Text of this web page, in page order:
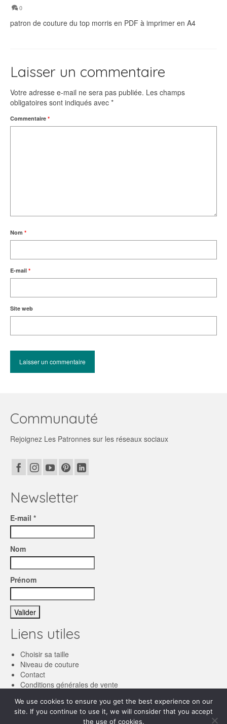
0
patron de couture du top morris en PDF à imprimer en A4
Laisser un commentaire
Votre adresse e-mail ne sera pas publiée. Les champs
obligatoires sont indiqués avec *
Commentaire *
Nom *
E-mail *
Site web
Communauté
Rejoignez Les Patronnes sur les réseaux sociaux
Newsletter
E-mail *
Nom
Prénom
Liens utiles
Choisir sa taille
Niveau de couture
Contact
Conditions générales de vente
We use cookies to ensure you get the best experience on our
site. If you continue to use it, we will consider that you accept
the use of cookies.